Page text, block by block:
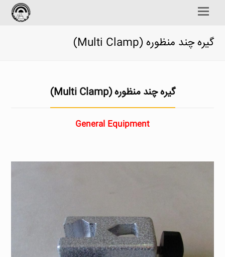
Open
Menu
گيره چند منظوره (Multi Clamp)
گیره چند منظوره (Multi Clamp)
General Equipment